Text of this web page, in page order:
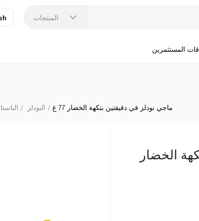
المنتجات
المستثمرين
النودلز ماجي نودلز في دقيقتين بنكهة الخضار 77 غ
الخضار